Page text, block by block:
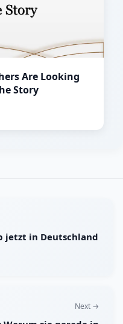
Are Looking
Story
jetzt in Deutschland
Next →